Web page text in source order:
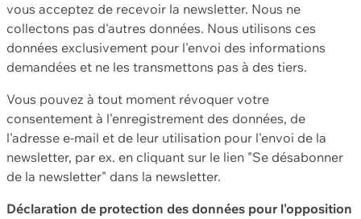
vous acceptez de recevoir la newsletter. Nous ne
collectons pas d'autres données. Nous utilisons ces
données exclusivement pour l'envoi des informations
demandées et ne les transmettons pas à des tiers.
Vous pouvez à tout moment révoquer votre
consentement à l'enregistrement des données, de
l'adresse e-mail et de leur utilisation pour l'envoi de la
newsletter, par ex. en cliquant sur le lien "Se désabonner
de la newsletter" dans la newsletter.
Déclaration de protection des données pour l'opposition